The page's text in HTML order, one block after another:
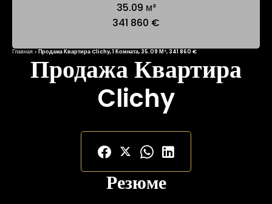
35.09 м²
341 860 €
Главная Продажа Квартира Clichy, 1 Комната, 35.09 М², 341 860 €
Продажа Квартира
Clichy
Резюме